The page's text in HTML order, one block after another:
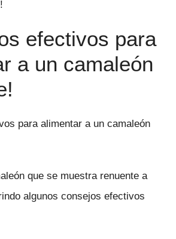
efectivos para
a un camaleón
para alimentar a un camaleón
que se muestra renuente a
algunos consejos efectivos